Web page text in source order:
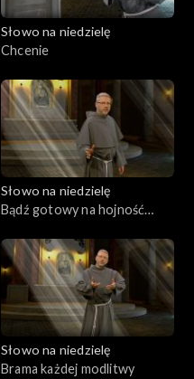
Słowo na niedzielę
Chcenie
Słowo na niedzielę
Bądź gotowy na hojność
Słowo na niedzielę
Brama każdej modlitwy